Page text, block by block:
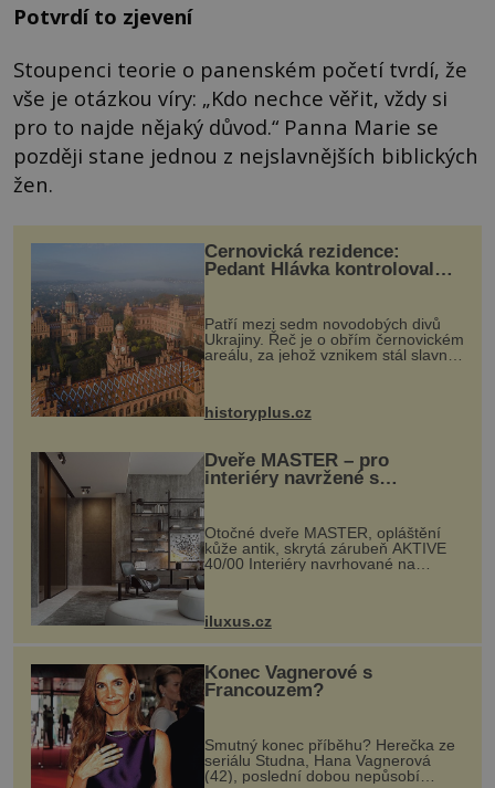
Potvrdí to zjevení
Stoupenci teorie o panenském početí tvrdí, že
vše je otázkou víry: „Kdo nechce věřit, vždy si
pro to najde nějaký důvod.“ Panna Marie se
později stane jednou z nejslavnějších biblických
žen.
Černovická rezidence:
Pedant Hlávka kontroloval
Patří mezi sedm novodobých divů
Ukrajiny. Řeč je o obřím černovickém
areálu, za jehož vznikem stál slavný
český architekt Josef Hlávka. Ten si
na něm dal mimořádně záležet. Jeho
historyplus.cz
Dveře MASTER – pro
interiéry navržené s
rozumem i vášní!
Otočné dveře MASTER, opláštění
kůže antik, skrytá zárubeň AKTIVE
40/00 Interiéry navrhované na
zakázku často vyžadují atypické
rozměry nejen nábytku, ale i
dnes umož...
iluxus.cz
Konec Vagnerové s
Francouzem?
Smutný konec příběhu? Herečka ze
seriálu Studna, Hana Vagnerová
(42), poslední dobou nepůsobí